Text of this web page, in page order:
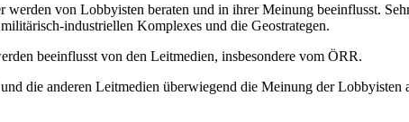
werden von Lobbyisten beraten und in ihrer Meinung beeinflusst.
industriellen Komplexes und die Geostrategen.
beeinflusst von den Leitmedien, insbesondere vom ÖRR.
die anderen Leitmedien überwiegend die Meinung der Lobbyisten